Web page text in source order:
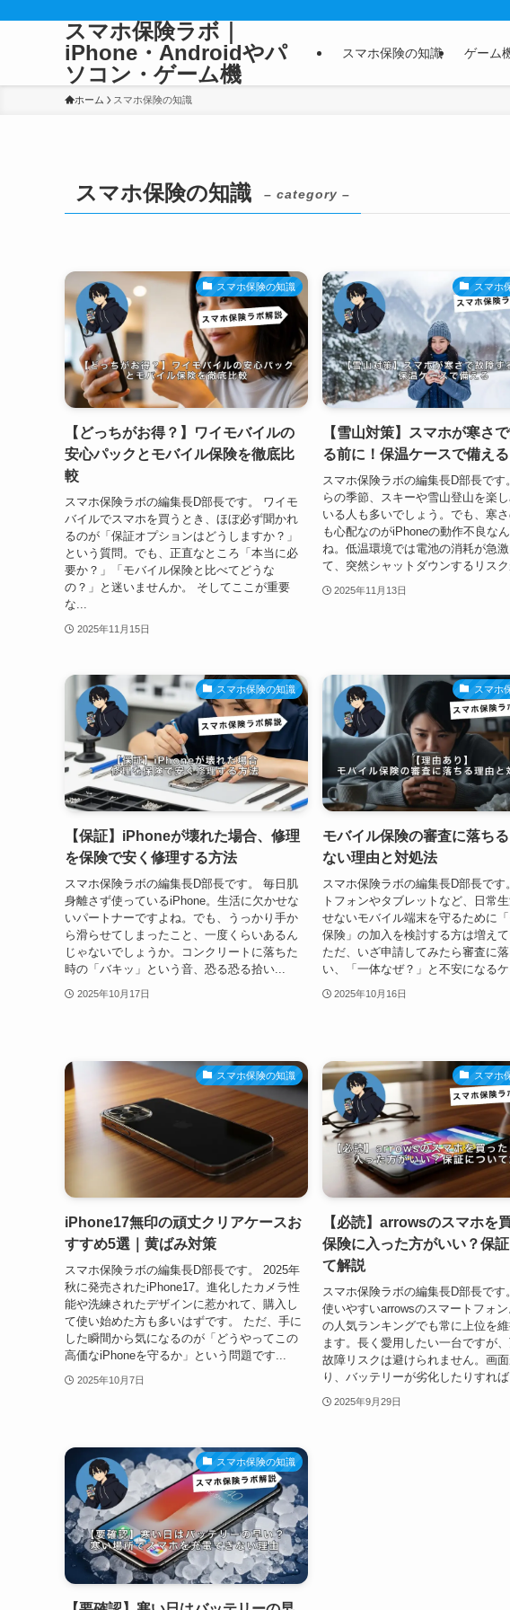
スマホ保険ラボ｜
iPhone・Androidやパ
ソコン・ゲーム機
スマホ保険の知識 ゲーム
ホーム スマホ保険の知識
スマホ保険の知識 – category –
スマホ保険の知識
【どっちがお得？】ワイモバイルの
安心パックとモバイル保険を徹底比
較
スマホ保険ラボの編集長D部長です。 ワイモ
バイルでスマホを買うとき、ほぼ必ず聞かれ
るのが「保証オプションはどうしますか？」
という質問。でも、正直なところ「本当に必
要か？」「モバイル保険と比べてどうな
の？」と迷いませんか。 そしてここが重要
な...
2025年11月15日
スマホ
【雪山対策】スマホが寒さ
る前に！保温ケースで備える
スマホ保険ラボの編集長D部長です
らの季節、スキーや雪山登山を楽
いる人も多いでしょう。でも、寒
も心配なのがiPhoneの動作不良な
ね。低温環境では電池の消耗が急
て、突然シャットダウンするリスク
2025年11月13日
スマホ保険の知識
【保証】iPhoneが壊れた場合、修理
を保険で安く修理する方法
スマホ保険ラボの編集長D部長です。 毎日肌
身離さず使っているiPhone。生活に欠かせな
いパートナーですよね。でも、うっかり手か
ら滑らせてしまったこと、一度くらいあるん
じゃないでしょうか。コンクリートに落ちた
時の「バキッ」という音、恐る恐る拾い...
2025年10月17日
スマホ
モバイル保険の審査に落ち
ない理由と対処法
スマホ保険ラボの編集長D部長です
トフォンやタブレットなど、日常
せないモバイル端末を守るために
保険」の加入を検討する方は増えて
ただ、いざ申請してみたら審査に
い、「一体なぜ？」と不安になるケ
2025年10月16日
スマホ保険の知識
iPhone17無印の頑丈クリアケースお
すすめ5選｜黄ばみ対策
スマホ保険ラボの編集長D部長です。 2025年
秋に発売されたiPhone17。進化したカメラ性
能や洗練されたデザインに惹かれて、購入し
て使い始めた方も多いはずです。 ただ、手に
した瞬間から気になるのが「どうやってこの
高価なiPhoneを守るか」という問題です...
2025年10月7日
スマホ
【必読】arrowsのスマホを
保険に入った方がいい？保
て解説
スマホ保険ラボの編集長D部長です
使いやすいarrowsのスマートフォ
の人気ランキングでも常に上位を
ます。長く愛用したい一台ですが
故障リスクは避けられません。画
り、バッテリーが劣化したりすれば
2025年9月29日
スマホ保険の知識